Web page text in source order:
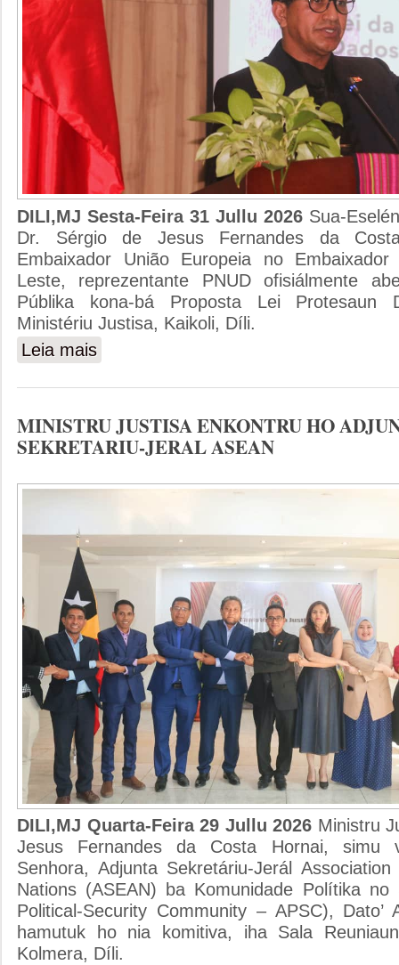
DILI,MJ Sesta-Feira 31 Jullu 2026 Sua-
Dr. Sérgio de Jesus Fernandes da
Embaixador União Europeia no
Leste, reprezentante PNUD ofisiálmente
Públika kona-bá Proposta Lei Protesaun
Ministériu Justisa, Kaikoli, Díli.
Leia mais
MINISTRU JUSTISA ENKONTRU HO
SEKRETARIU-JERAL ASEAN
DILI,MJ Quarta-Feira 29 Jullu 2026 Ministru
Jesus Fernandes da Costa Hornai, simu
Senhora, Adjunta Sekretáriu-Jerál
Nations (ASEAN) ba Komunidade Polítika no
Political-Security Community – APSC), Dato’
hamutuk ho nia komitiva, iha Sala
Kolmera, Díli.